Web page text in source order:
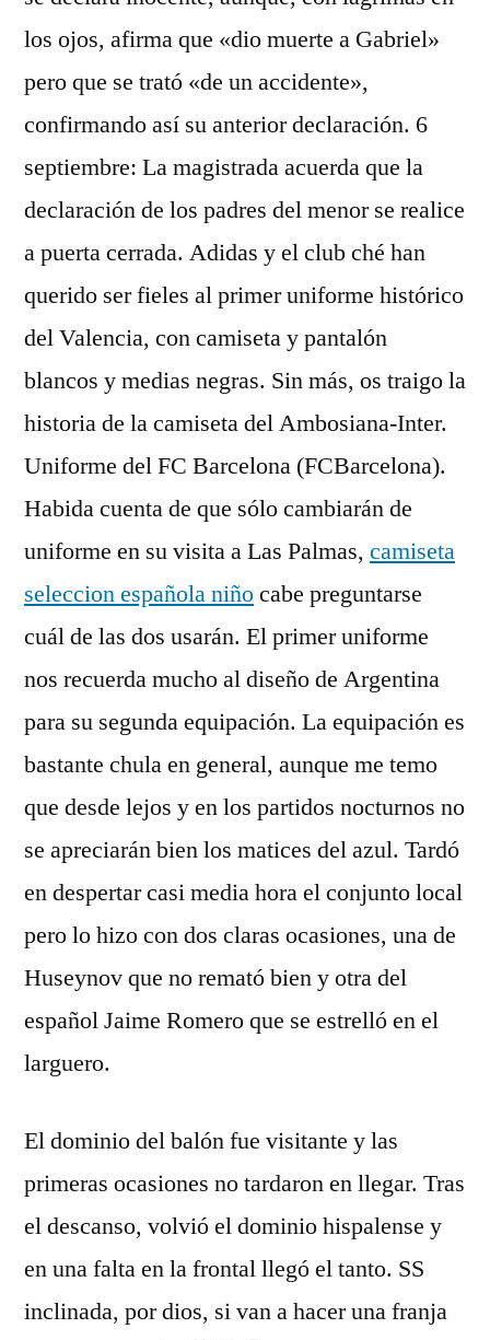
los ojos, afirma que «dio muerte a Gabriel»
pero que se trató «de un accidente»,
confirmando así su anterior declaración. 6
septiembre: La magistrada acuerda que la
declaración de los padres del menor se realice
a puerta cerrada. Adidas y el club ché han
querido ser fieles al primer uniforme histórico
del Valencia, con camiseta y pantalón
blancos y medias negras. Sin más, os traigo la
historia de la camiseta del Ambosiana-Inter.
Uniforme del FC Barcelona (FCBarcelona).
Habida cuenta de que sólo cambiarán de
uniforme en su visita a Las Palmas, camiseta
seleccion española niñocabe preguntarse
cuál de las dos usarán. El primer uniforme
nos recuerda mucho al diseño de Argentina
para su segunda equipación. La equipación es
bastante chula en general, aunque me temo
que desde lejos y en los partidos nocturnos no
se apreciarán bien los matices del azul. Tardó
en despertar casi media hora el conjunto local
pero lo hizo con dos claras ocasiones, una de
Huseynov que no remató bien y otra del
español Jaime Romero que se estrelló en el
larguero.
El dominio del balón fue visitante y las
primeras ocasiones no tardaron en llegar. Tras
el descanso, volvió el dominio hispalense y
en una falta en la frontal llegó el tanto. SS
inclinada, por dios, si van a hacer una franja